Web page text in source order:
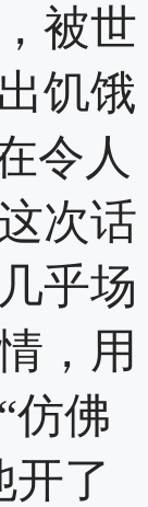
被世
饥饿
令人
次话
乎场
，用
仿佛
开了